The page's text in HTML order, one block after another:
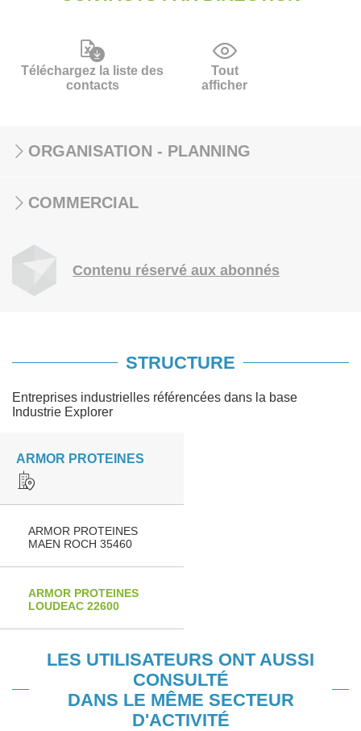
Téléchargez la liste des
contacts
Tout
afficher
ORGANISATION - PLANNING
COMMERCIAL
Contenu réservé aux abonnés
STRUCTURE
Entreprises industrielles référencées dans la base
Industrie Explorer
ARMOR PROTEINES
ARMOR PROTEINES
MAEN ROCH 35460
ARMOR PROTEINES
LOUDEAC 22600
LES UTILISATEURS ONT AUSSI
CONSULTÉ
DANS LE MÊME SECTEUR
D'ACTIVITÉ